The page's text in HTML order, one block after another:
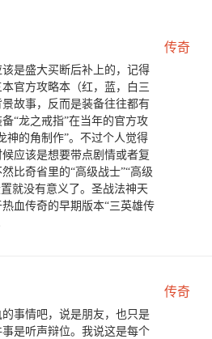
传奇
是盛大买断后补上的，记得
官方攻略本（红，蓝，白三
故事，反而是装备往往都有
“龙之戒指”在当年的官方攻
神的角制作”。不过个人觉得
应该是想要带点剧情或者复
比奇省里的“高级战士”“高级
就没有意义了。圣战法神天
血传奇的早期版本“三英雄传
传奇
事情吧，说是朋友，也只是
是听声辩位。我说这是每个